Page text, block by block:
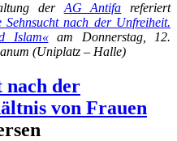
der AG Antifa referiert
Sehnsucht nach der Unfreiheit.
Islam«am Donnerstag, 12.
(Uniplatz – Halle)
nach der
von Frauen